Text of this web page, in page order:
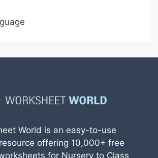
World is an easy-to-use
offering 10,000+ free
for Nursery to Class